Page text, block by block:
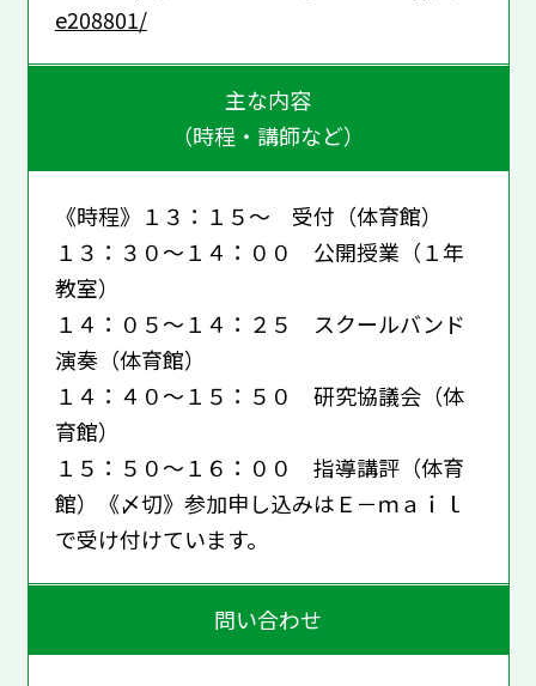
e208801/
主な内容
（時程・講師など）
《時程》１３：１５～ 受付（体育館）
１３：３０～１４：００ 公開授業（１年
教室）
１４：０５～１４：２５ スクールバンド
演奏（体育館）
１４：４０～１５：５０ 研究協議会（体
育館）
１５：５０～１６：００ 指導講評（体育
館）《〆切》参加申し込みはＥ－ｍａｉｌ
で受け付けています。
問い合わせ